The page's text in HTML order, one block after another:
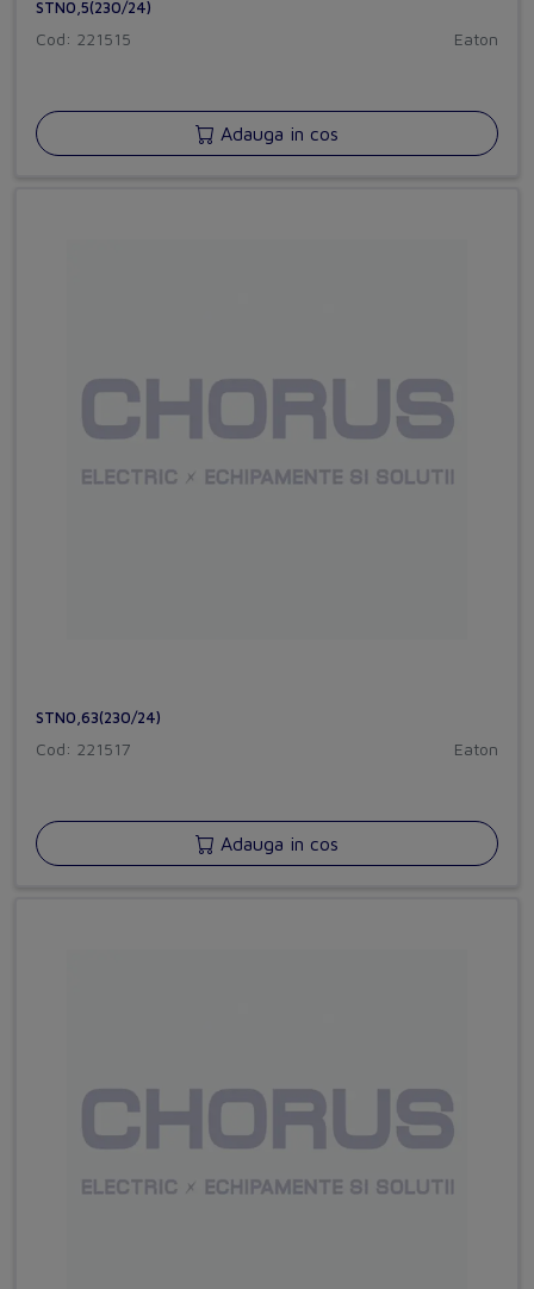
STN0,5(230/24)
Cod: 221515 Eaton
Adauga in cos
STN0,63(230/24)
Cod: 221517 Eaton
Adauga in cos